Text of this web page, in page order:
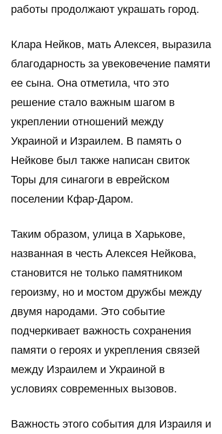
работы продолжают украшать город.
Клара Нейков, мать Алексея, выразила
благодарность за увековечение памяти
ее сына. Она отметила, что это
решение стало важным шагом в
укреплении отношений между
Украиной и Израилем. В память о
Нейкове был также написан свиток
Торы для синагоги в еврейском
поселении Кфар-Даром.
Таким образом, улица в Харькове,
названная в честь Алексея Нейкова,
становится не только памятником
героизму, но и мостом дружбы между
двумя народами. Это событие
подчеркивает важность сохранения
памяти о героях и укрепления связей
между Израилем и Украиной в
условиях современных вызовов.
Важность этого события для Израиля и